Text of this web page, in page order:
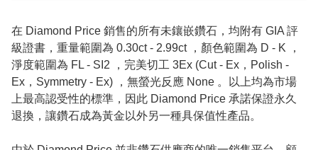
在 Diamond Price 銷售的所有未鑲嵌鑽石，均附有 GIA 評
級證書，重量範圍為 0.30ct - 2.99ct ，顏色範圍為 D - K ，
淨度範圍為 FL - SI2 ，完美切工 3Ex (Cut - Ex，Polish -
Ex，Symmetry - Ex) ，無螢光反應 None 。以上均為市場
上最高認受性的標準，因此 Diamond Price 承諾保證永久
退換，讓鑽石成為黃金以外另一種具保值性產品。